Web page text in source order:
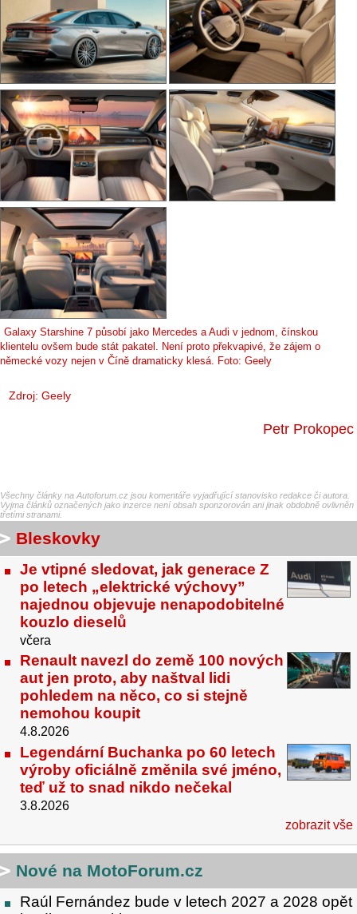
Galaxy Starshine 7 působí jako Mercedes a Audi v jednom, čínskou
klientelu ovšem bude stát pakatel. Není proto překvapivé, že zájem o
německé vozy nejen v Číně dramaticky klesá. Foto: Geely
Zdroj: Geely
Petr Prokopec
Všechny články na Autoforum.cz jsou komentáře vyjadřující stanovisko redakce či autora.
Vyjma článků označených jako inzerce není obsah sponzorován ani jinak obdobně ovlivněn
třetími stranami.
Bleskovky
Je vtipné sledovat, jak generace Z
po letech „elektrické výchovy”
najednou objevuje nenapodobitelné
kouzlo dieselů
včera
Renault navezl do země 100 nových
aut jen proto, aby naštval lidi
pohledem na něco, co si stejně
nemohou koupit
4.8.2026
Legendární Buchanka po 60 letech
výroby oficiálně změnila své jméno,
teď už to snad nikdo nečekal
3.8.2026
zobrazit vše
Nové na MotoForum.cz
Raúl Fernández bude v letech 2027 a 2028 opět